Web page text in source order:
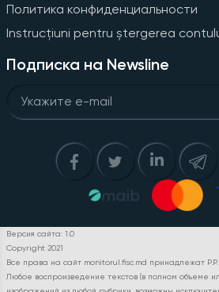
Политика конфиденциальности
Instrucțiuni pentru ștergerea
Подписка на Newsline
Версия сайта: 1.0
Copyright 2021
Все права на сайт monitorul.fisc.md принадлежат P.P.
Любое воспроизведение текстов (в полном объеме